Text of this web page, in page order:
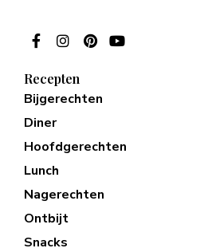
Recepten
Bijgerechten
Diner
Hoofdgerechten
Lunch
Nagerechten
Ontbijt
Snacks